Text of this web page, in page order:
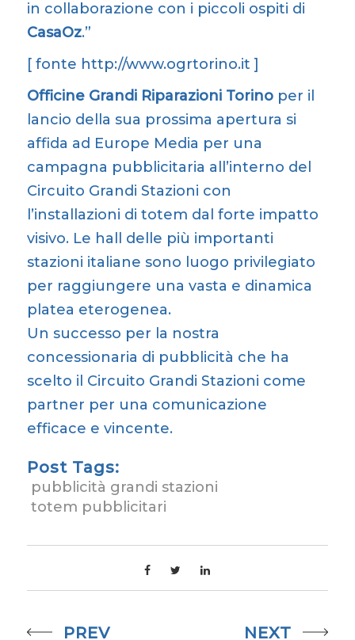
in collaborazione con i piccoli ospiti di
CasaOz.”
[ fonte http://www.ogrtorino.it ]
Officine Grandi Riparazioni Torinoper il
lancio della sua prossima apertura si
affida ad Europe Media per una
campagna pubblicitaria all’interno del
Circuito Grandi Stazioni con
l’installazioni di totem dal forte impatto
visivo. Le hall delle più importanti
stazioni italiane sono luogo privilegiato
per raggiungere una vasta e dinamica
platea eterogenea.
Un successo per la nostra
concessionaria di pubblicità che ha
scelto il Circuito Grandi Stazioni come
partner per una comunicazione
efficace e vincente.
Post Tags:
pubblicità grandi stazioni
totem pubblicitari
PREV NEXT